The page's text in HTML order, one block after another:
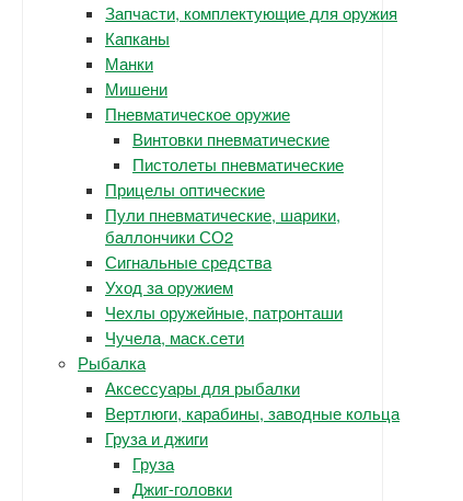
Запчасти, комплектующие для оружия
Капканы
Манки
Мишени
Пневматическое оружие
Винтовки пневматические
Пистолеты пневматические
Прицелы оптические
Пули пневматические, шарики,
баллончики СО2
Сигнальные средства
Уход за оружием
Чехлы оружейные, патронташи
Чучела, маск.сети
Рыбалка
Аксессуары для рыбалки
Вертлюги, карабины, заводные кольца
Груза и джиги
Груза
Джиг-головки